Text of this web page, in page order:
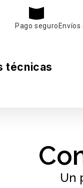
Pago seguro
técnicas
Un